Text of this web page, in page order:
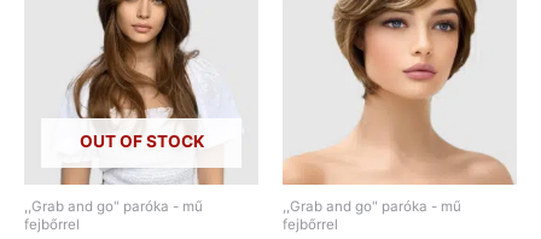
OUT OF STOCK
,,Grab and go" paróka - mű
fejbőrrel
,,Grab and go" paróka - mű
fejbőrrel